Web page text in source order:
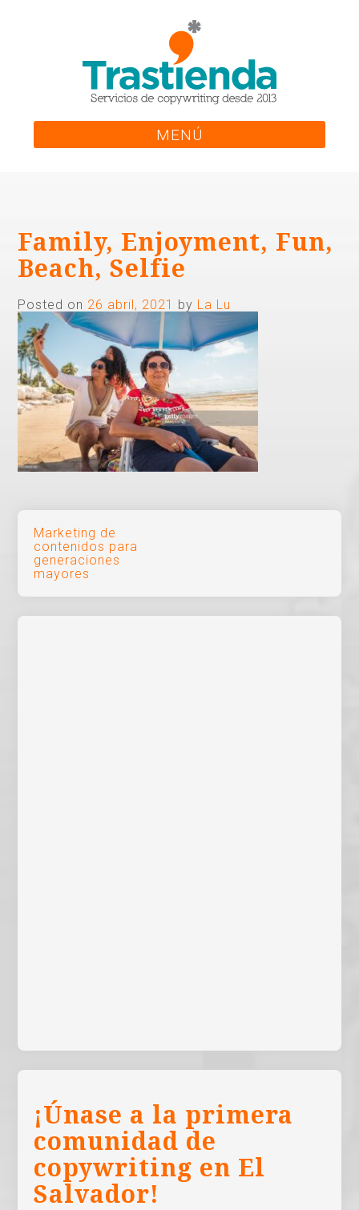
MENÚ
Family, Enjoyment, Fun,
Beach, Selfie
Posted on 26 abril, 2021 by La Lu
Navegación
de
entradas
Marketing de
contenidos para
generaciones
mayores
¡Únase a la primera
comunidad de
copywriting en El
Salvador!